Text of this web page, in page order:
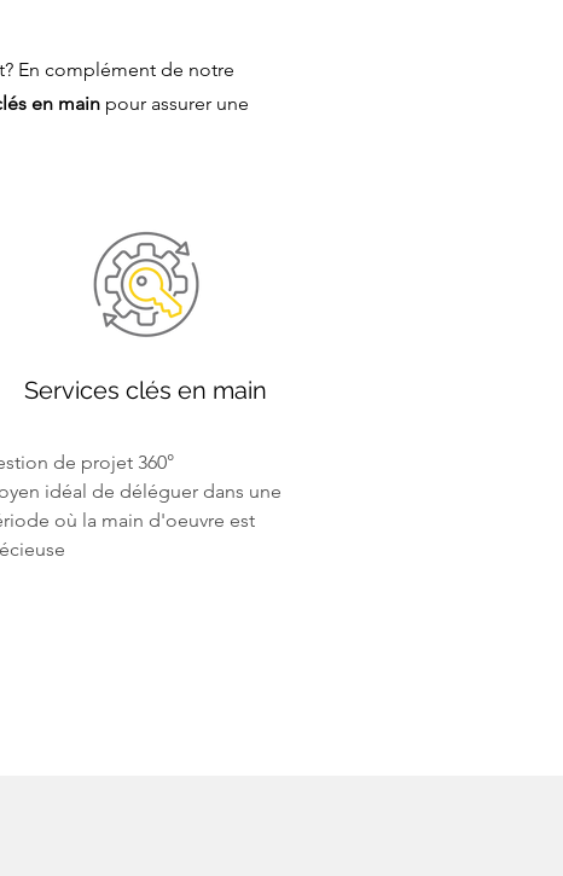
En complément de notre
en main pour assurer une
Services clés en main
de projet 360°
idéal de déléguer dans une
où la main d'oeuvre est